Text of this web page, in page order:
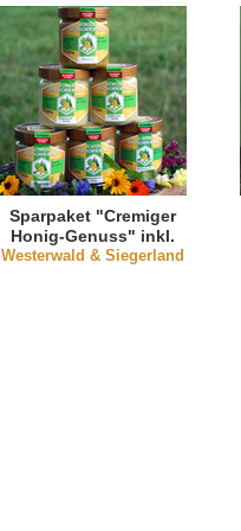
Sparpaket "Cremiger
Honig-Genuss" inkl.
Presshonig
Westerwald & Siegerland